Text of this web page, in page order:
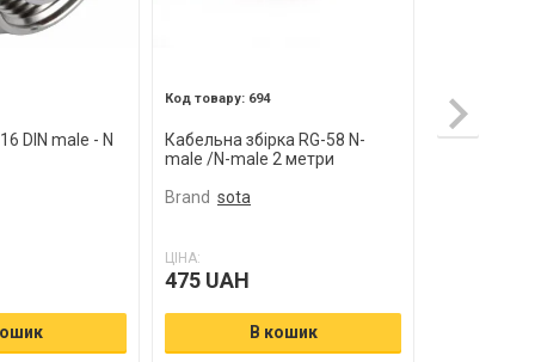
DIN male - N
694
Кабельна збірка RG-58 N-
male /N-male 2 метри
Brand sota
ЦІНА:
475 UAH
В кошик
Кутовий